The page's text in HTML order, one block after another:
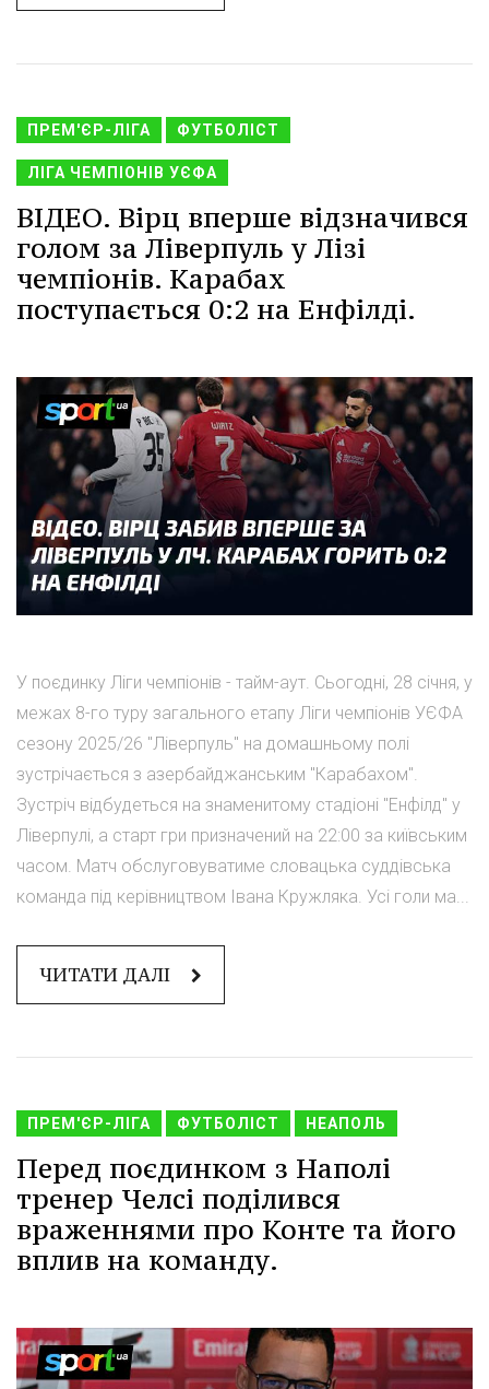
ПРЕМ'ЄР-ЛІГА ФУТБОЛІСТ
ЛІГА ЧЕМПІОНІВ УЄФА
ВІДЕО. Вірц вперше відзначився
голом за Ліверпуль у Лізі
чемпіонів. Карабах
поступається 0:2 на Енфілді.
У поєдинку Ліги чемпіонів - тайм-аут. Сьогодні, 28 січня, у
межах 8-го туру загального етапу Ліги чемпіонів УЄФА
сезону 2025/26 "Ліверпуль" на домашньому полі
зустрічається з азербайджанським "Карабахом".
Зустріч відбудеться на знаменитому стадіоні "Енфілд" у
Ліверпулі, а старт гри призначений на 22:00 за київським
часом. Матч обслуговуватиме словацька суддівська
команда під керівництвом Івана Кружляка. Усі голи ма...
ЧИТАТИ ДАЛІ
ПРЕМ'ЄР-ЛІГА ФУТБОЛІСТ НЕАПОЛЬ
Перед поєдинком з Наполі
тренер Челсі поділився
враженнями про Конте та його
вплив на команду.